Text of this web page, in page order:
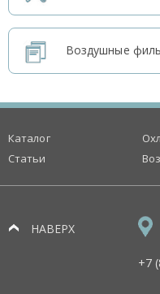
Воздушные
Каталог
Статьи
НАВЕРХ
+7